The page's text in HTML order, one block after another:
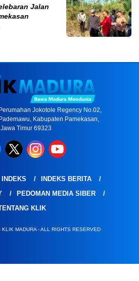
Jalan
Jokotole Regency No.02,
Kabupaten Pamekasan,
Jawa Timur 69323
INDEKS
INDEKS BERITA
PEDOMAN MEDIA SIBER
KLIK
MADURA - ALL RIGHTS RESERVED